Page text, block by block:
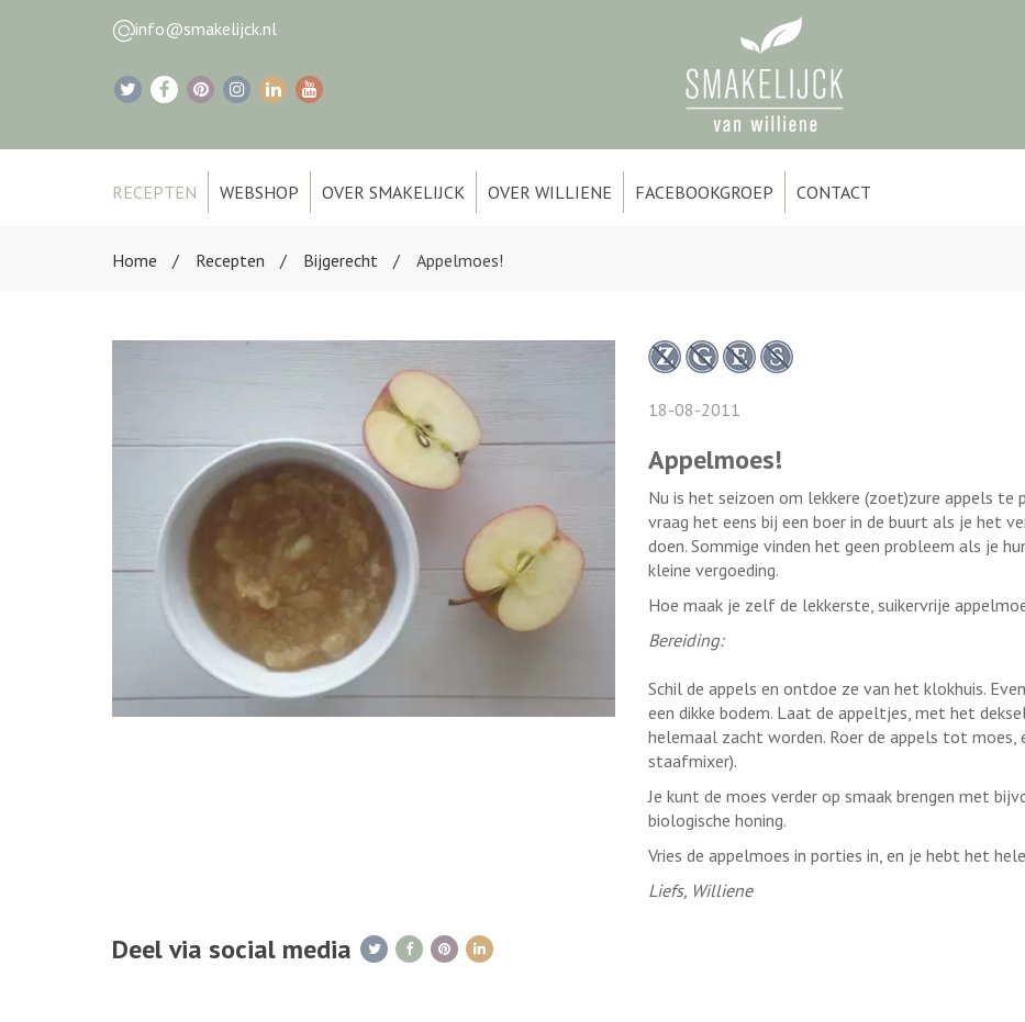
info@smakelijck.nl
RECEPTEN WEBSHOP OVER SMAKELIJCK OVER WILLIENE FACEBOOKGROEP CONTACT
Home Recepten Bijgerecht Appelmoes!
18-08-2011
Appelmoes!
Nu is het seizoen om lekkere (zoet)zure appels te
vraag het eens bij een boer in de buurt als je het
doen. Sommige vinden het geen probleem als je
kleine vergoeding.
Hoe maak je zelf de lekkerste, suikervrije
Bereiding:
Schil de appels en ontdoe ze van het klokhuis.
een dikke bodem. Laat de appeltjes, met het
helemaal zacht worden. Roer de appels tot
staafmixer).
Je kunt de moes verder op smaak brengen met
biologische honing.
Vries de appelmoes in porties in, en je hebt het
Liefs, Williene
Deel via social media